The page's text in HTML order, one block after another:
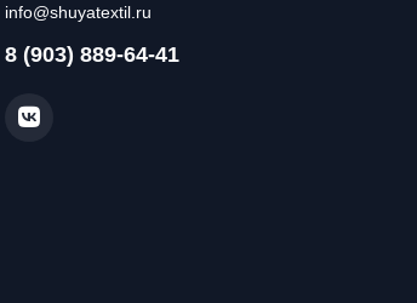
info@shuyatextil.ru
8 (903) 889-64-41